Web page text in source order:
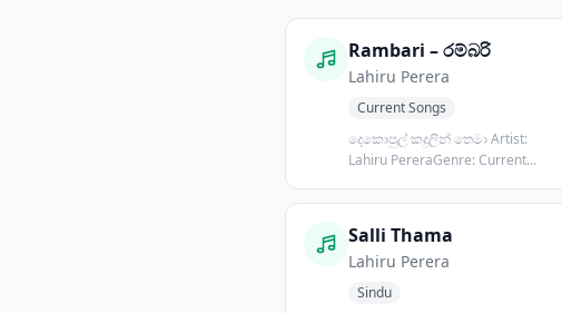
Rambari – රම්බරි
Lahiru Perera
Current Songs
දෙකොපුල් කදුලින් තෙමා Artist:
Lahiru PereraGenre: Current
Salli Thama
Lahiru Perera
Sindu